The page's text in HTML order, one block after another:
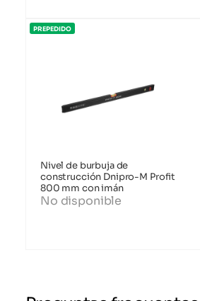
PREPEDIDO
Nivel de burbuja de
construcción Dnipro-M Profit
800 mm con imán
No disponible